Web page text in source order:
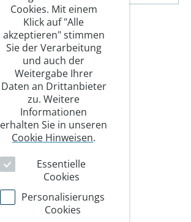
>
Bergsteigen
Wandern/Trekking
Cookies. Mit einem
Klick auf "Alle
akzeptieren" stimmen
Sie der Verarbeitung
und auch der
Weitergabe Ihrer
Daten an Drittanbieter
zu. Weitere
Informationen
erhalten Sie in unseren
Cookie Hinweisen.
Essentielle
Cookies
Personalisierungs
Cookies